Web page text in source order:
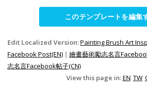
このテンプレートを編集
Edit Localized Version:Painting Brush Art
Facebook Post(EN) | 繪畫藝術勵志名言
志名言Facebook帖子(CN)
View this page in:EN TW